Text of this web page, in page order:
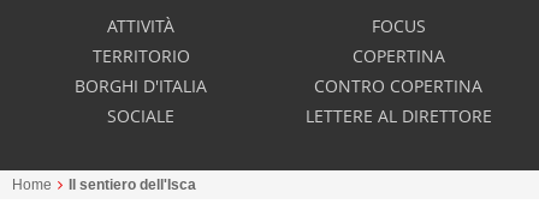
ATTIVITÀ
TERRITORIO
BORGHI D'ITALIA
SOCIALE
FOCUS
COPERTINA
CONTRO COPERTINA
LETTERE AL DIRETTORE
Home Il sentiero dell'Isca